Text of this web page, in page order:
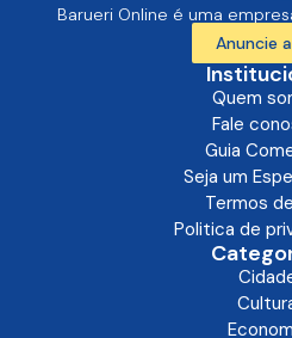
Barueri Online é uma
Anuncie
Quem
Fale
Guia
Seja um
Termos
Politica de